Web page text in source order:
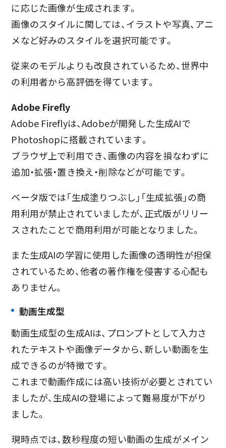
に応じた画像が生成されます。
画像のスタイルに関しては、イラストや写真、アニ
メなど好みのスタイルを選択可能です。
従来のモデルよりも改良されているため、世界中
の利用者から高評価を得ています。
Adobe Firefly
Adobe Fireflyは、Adobeが開発した生成AIで
Photoshopに搭載されています。
ブラウザ上で利用でき、画像の内容を損なわずに
追加・拡張・置き換え・削除などが可能です。
ベータ版では「生成塗りつぶし」「生成拡張」の商
用利用が禁止されていましたが、正式版がリリー
スされたことで商用利用が可能となりました。
また生成AIの学習に使用した画像の透明性が担保
されているため、他者の著作権を侵害する心配も
ありません。
動画生成型
動画生成型の生成AIは、プロンプトとして入力さ
れたテキストや画像データから、新しい動画を生
成できるのが特徴です。
これまで動画作成には高い技術が必要とされてい
ましたが、生成AIの登場によって難易度が下がり
ました。
現時点では、数秒程度の短い動画の生成がメイン